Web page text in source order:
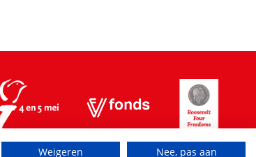
Weigeren Nee, pas aan